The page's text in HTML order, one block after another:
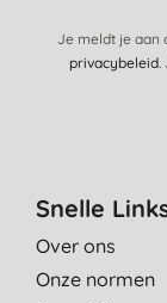
Je meldt je aan
privacybeleid.
Snelle
Over ons
Onze normen